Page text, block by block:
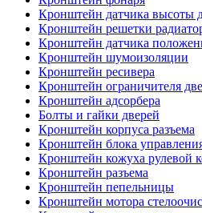
Кронштейн датчика высоты
Кронштейн решетки
Кронштейн датчика
Кронштейн шумоизоляции
Кронштейн ресивера
Кронштейн ограничителя
Кронштейн адсорбера
Болты и гайки дверей
Кронштейн корпуса разъема
Кронштейн блока
Кронштейн кожуха рулевой
Кронштейн разъема
Кронштейн пепельницы
Кронштейн мотора